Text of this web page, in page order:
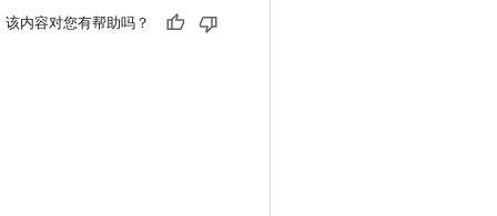
该内容对您有帮助吗？